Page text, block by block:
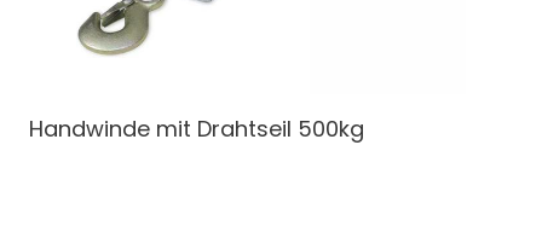
Handwinde mit Drahtseil 500kg